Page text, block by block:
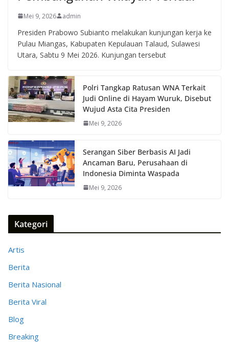
Mei 9, 2026 admin
Presiden Prabowo Subianto melakukan kunjungan kerja ke
Pulau Miangas, Kabupaten Kepulauan Talaud, Sulawesi
Utara, Sabtu 9 Mei 2026. Kunjungan tersebut
Polri Tangkap Ratusan WNA Terkait
Judi Online di Hayam Wuruk, Disebut
Wujud Asta Cita Presiden
Mei 9, 2026
Serangan Siber Berbasis AI Jadi
Ancaman Baru, Perusahaan di
Indonesia Diminta Waspada
Mei 9, 2026
Kategori
Artis
Berita
Berita Nasional
Berita Viral
Blog
Breaking